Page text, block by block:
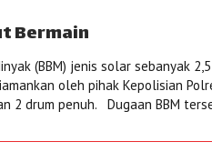
Bermain
(BBM) jenis solar sebanyak
oleh pihak Kepolisian
2 drum penuh. Dugaan BBM